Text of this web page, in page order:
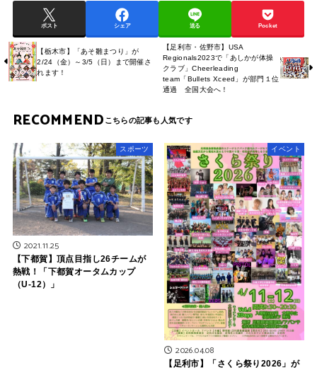
ポスト シェア 送る Pocket
【栃木市】「あそ雛まつり」が
2/24（金）～3/5（日）まで開催さ
れます！
【足利市・佐野市】USA
Regionals2023で「あしかが体操
クラブ」Cheerleading
team「Bullets Xceed」が部⾨１位
通過 全国大会へ！
RECOMMEND
スポーツ
2021.11.25
【下都賀】頂点目指し26チームが
熱戦！「下都賀オータムカップ
（U-12）」
イベント
2026.04.08
【足利市】「さくら祭り2026」が